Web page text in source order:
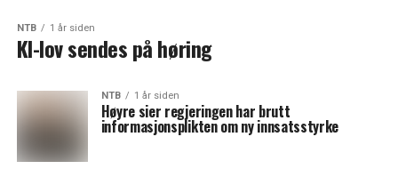
NTB 1 år siden
KI-lov sendes på høring
NTB 1 år siden
Høyre sier regjeringen har brutt
informasjonsplikten om ny innsatsstyrke